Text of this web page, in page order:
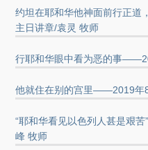
约坦在耶和华他神面前行正
主日讲章/袁灵 牧师
行耶和华眼中看为恶的事
他就住在别的宫里——2019年
“耶和华看见以色列人甚是艰
峰 牧师